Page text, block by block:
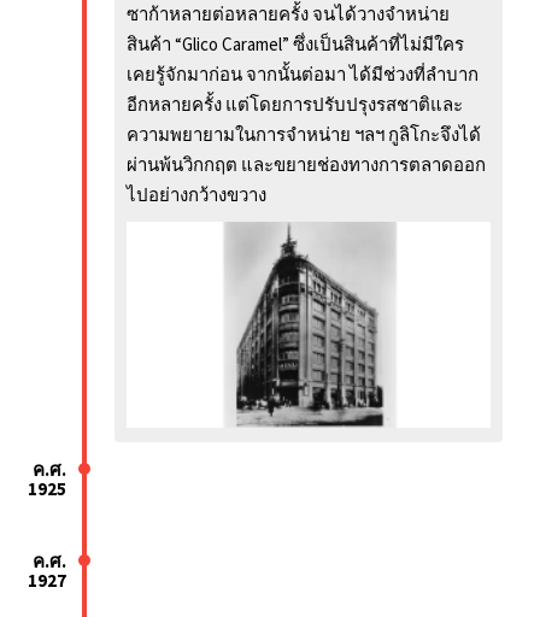
ซาก้าหลายต่อหลายครั้ง จนได้วางจำหน่าย
สินค้า “Glico Caramel” ซึ่งเป็นสินค้าที่ไม่มีใคร
เคยรู้จักมาก่อน จากนั้นต่อมา ได้มีช่วงที่ลำบาก
อีกหลายครั้ง แต่โดยการปรับปรุงรสชาติและ
ความพยายามในการจำหน่าย ฯลฯ กูลิโกะจึงได้
ผ่านพ้นวิกกฤต และขยายช่องทางการตลาดออก
ไปอย่างกว้างขวาง
ค.ศ.
1925
ค.ศ.
1927